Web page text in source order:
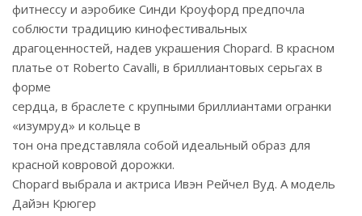
фитнессу и аэробике Синди Кроуфорд предпочла
соблюсти традицию кинофестивальных
драгоценностей, надев украшения Chopard. В красном
платье от Roberto Cavalli, в бриллиантовых серьгах в
форме
сердца, в браслете с крупными бриллиантами огранки
«изумруд» и кольце в
тон она представляла собой идеальный образ для
красной ковровой дорожки.
Chopard выбрала и актриса Ивэн Рейчел Вуд. А модель
Дайэн Крюгер